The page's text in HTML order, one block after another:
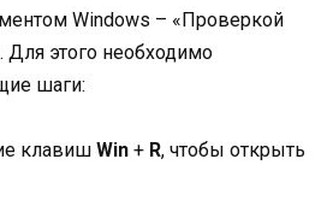
Windows – «Проверкой
этого необходимо
шаги:
клавиш Win + R, чтобы открыть